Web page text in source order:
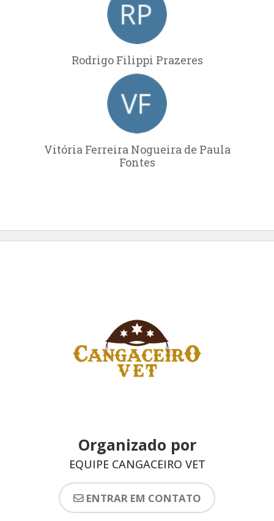
Rodrigo Filippi Prazeres
Vitória Ferreira Nogueira de Paula
Fontes
Organizado por
EQUIPE CANGACEIRO VET
ENTRAR EM CONTATO